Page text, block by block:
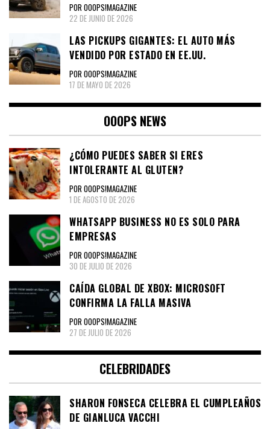
POR OOOPS!MAGAZINE
22 DE JUNIO DE 2026
LAS PICKUPS GIGANTES: EL AUTO MÁS
VENDIDO POR ESTADO EN EE.UU.
POR OOOPS!MAGAZINE
17 DE MAYO DE 2026
OOOPS NEWS
¿CÓMO PUEDES SABER SI ERES
INTOLERANTE AL GLUTEN?
POR OOOPS!MAGAZINE
1 DE AGOSTO DE 2026
WHATSAPP BUSINESS NO ES SOLO PARA
EMPRESAS
POR OOOPS!MAGAZINE
30 DE JULIO DE 2026
CAÍDA GLOBAL DE XBOX: MICROSOFT
CONFIRMA LA FALLA MASIVA
POR OOOPS!MAGAZINE
27 DE JULIO DE 2026
CELEBRIDADES
SHARON FONSECA CELEBRA EL CUMPLEAÑOS
DE GIANLUCA VACCHI